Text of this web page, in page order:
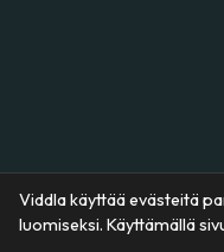
Viddla käyttää evästeitä
luomiseksi. Käyttämällä